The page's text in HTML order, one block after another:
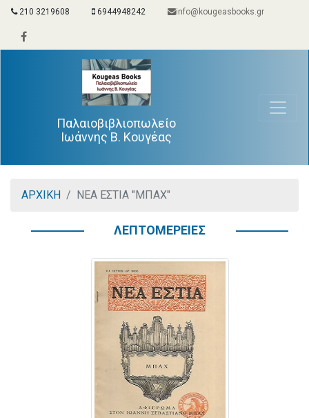
210 3219608 6944948242 info@kougeasbooks.gr
Παλαιοβιβλιοπωλείο
Ιωάννης Β. Κουγέας
ΑΡΧΙΚΗ ΝΕΑ ΕΣΤΙΑ "ΜΠΑΧ"
ΛΕΠΤΟΜΕΡΕΙΕΣ